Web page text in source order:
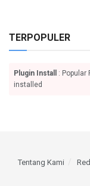
TERPOPULER
Plugin Install
: Popular
installed
Tentang Kami